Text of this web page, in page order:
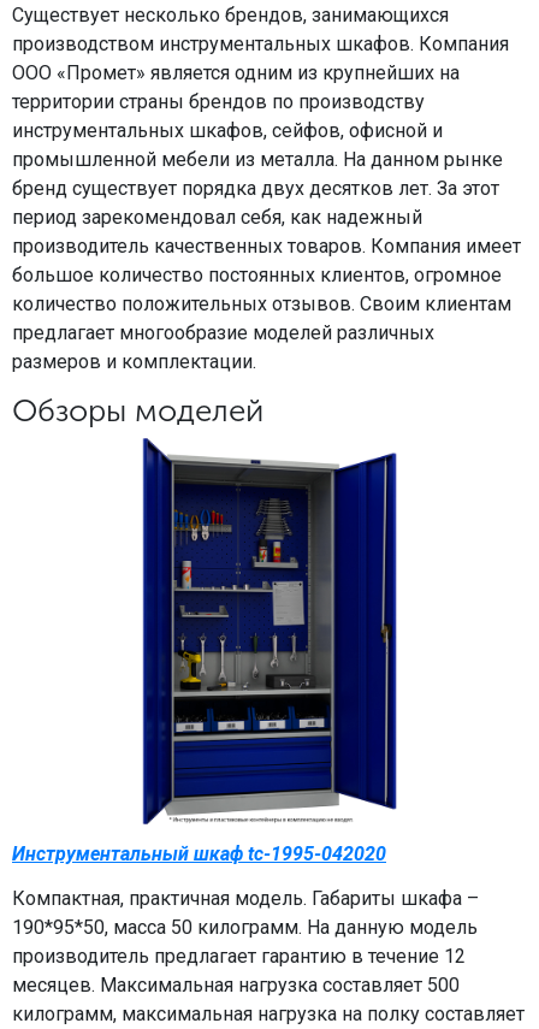
Существует несколько брендов, занимающихся
производством инструментальных шкафов. Компания
ООО «Промет» является одним из крупнейших на
территории страны брендов по производству
инструментальных шкафов, сейфов, офисной и
промышленной мебели из металла. На данном рынке
бренд существует порядка двух десятков лет. За этот
период зарекомендовал себя, как надежный
производитель качественных товаров. Компания имеет
большое количество постоянных клиентов, огромное
количество положительных отзывов. Своим клиентам
предлагает многообразие моделей различных
размеров и комплектации.
Обзоры моделей
Инструментальный шкаф tc-1995-042020
Компактная, практичная модель. Габариты шкафа –
190*95*50, масса 50 килограмм. На данную модель
производитель предлагает гарантию в течение 12
месяцев. Максимальная нагрузка составляет 500
килограмм, максимальная нагрузка на полку составляет